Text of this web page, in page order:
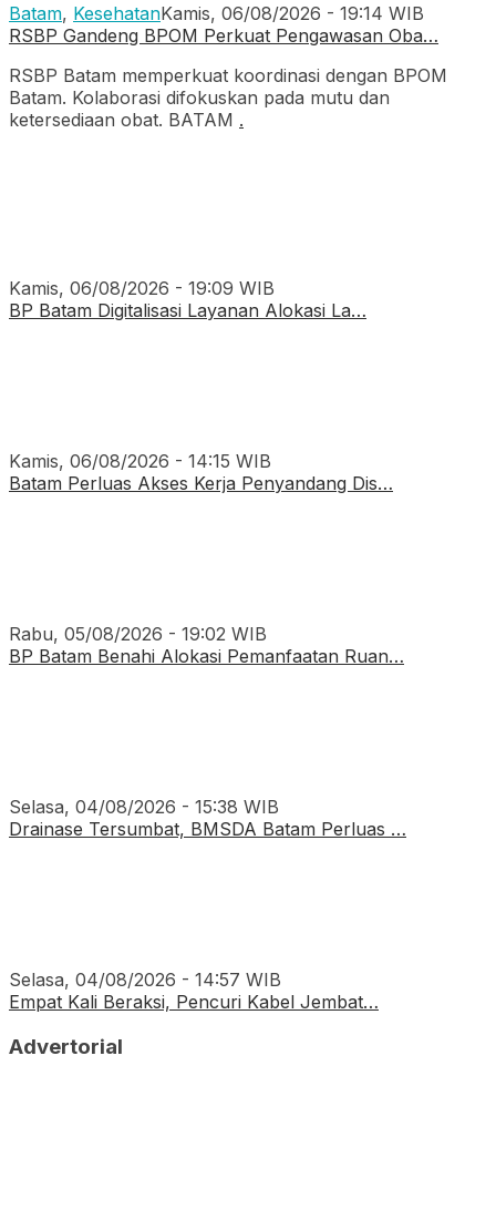
Batam, KesehatanKamis, 06/08/2026 - 19:14 WIB
RSBP Gandeng BPOM Perkuat Pengawasan Oba…
RSBP Batam memperkuat koordinasi dengan BPOM
Batam. Kolaborasi difokuskan pada mutu dan
ketersediaan obat. BATAM .
Kamis, 06/08/2026 - 19:09 WIB
BP Batam Digitalisasi Layanan Alokasi La…
Kamis, 06/08/2026 - 14:15 WIB
Batam Perluas Akses Kerja Penyandang Dis…
Rabu, 05/08/2026 - 19:02 WIB
BP Batam Benahi Alokasi Pemanfaatan Ruan…
Selasa, 04/08/2026 - 15:38 WIB
Drainase Tersumbat, BMSDA Batam Perluas …
Selasa, 04/08/2026 - 14:57 WIB
Empat Kali Beraksi, Pencuri Kabel Jembat…
Advertorial